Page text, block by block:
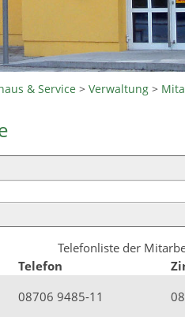
& Service >Verwaltung >
Telefonliste der
Telefon
08706 9485-11